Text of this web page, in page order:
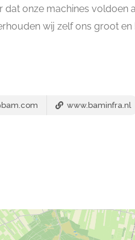
onze machines voldoen
wij zelf ons groot en
www.baminfra.nl